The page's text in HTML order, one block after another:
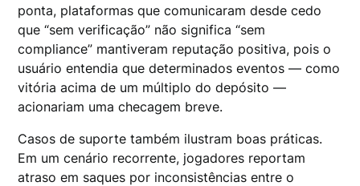
ponta, plataformas que comunicaram desde cedo
que “sem verificação” não significa “sem
compliance” mantiveram reputação positiva, pois o
usuário entendia que determinados eventos — como
vitória acima de um múltiplo do depósito —
acionariam uma checagem breve.
Casos de suporte também ilustram boas práticas.
Em um cenário recorrente, jogadores reportam
atraso em saques por inconsistências entre o